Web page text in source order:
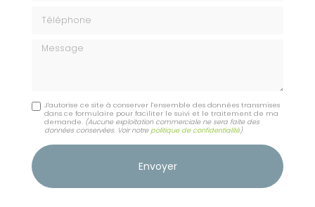
Message
J'autorise ce site à conserver l'ensemble des données transmises
dans ce formulaire pour faciliter le suivi et le traitement de ma
demande. (Aucune exploitation commerciale ne sera faite des
données conservées. Voir notrepolitique de confidentialité)